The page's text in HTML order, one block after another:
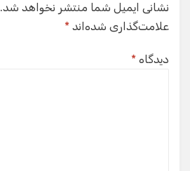
نشانی ایمیل شما منتشر نخواهد شد.
علامت‌گذاری شده‌اند *
دیدگاه *